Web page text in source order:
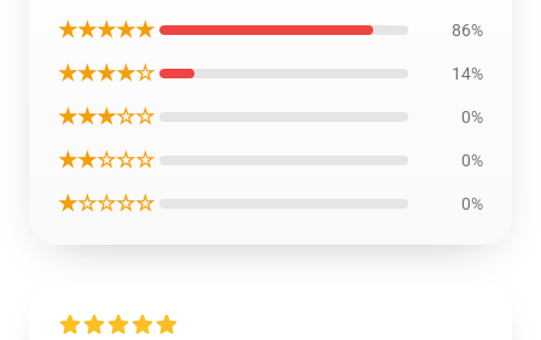
★★★★★ 86%
★★★★☆ 14%
★★★☆☆ 0%
★★☆☆☆ 0%
★☆☆☆☆ 0%